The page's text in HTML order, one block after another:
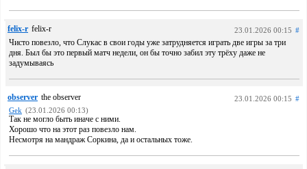
felix-r felix-r 23.01.2026 00:15 #
Чисто повезло, что Слукас в свои годы уже затрудняется играть две игры за три
дня. Был бы это первый матч недели, он бы точно забил эту трёху даже не
задумываясь
observer the observer 23.01.2026 00:15 #
Gek (23.01.2026 00:13)
Так не могло быть иначе с ними.
Хорошо что на этот раз повезло нам.
Несмотря на мандраж Соркина, да и остальных тоже.